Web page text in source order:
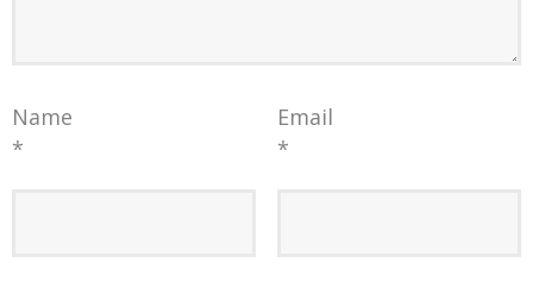
Name
*
Email
*